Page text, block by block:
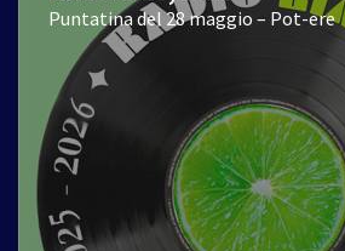
Puntatina del 28 maggio – Pot-ere